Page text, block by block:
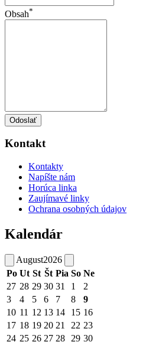
Obsah*
Odoslať
Kontakt
Kontakty
Napíšte nám
Horúca linka
Zaujímavé linky
Ochrana osobných údajov
Kalendár
August2026
Po Ut St Št Pia So Ne
27 28 29 30 31 1
2
3
4 5 6 7 8
9
10 11 12 13 14 15 16
17 18 19 20 21 22 23
24 25 26 27 28 29 30